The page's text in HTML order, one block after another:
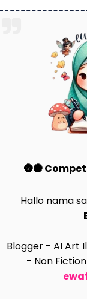
🌚🌑
Hallo nama
Blogger - AI Art
- Non